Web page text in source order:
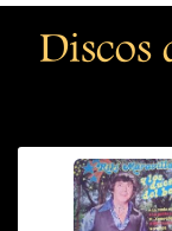
Discos